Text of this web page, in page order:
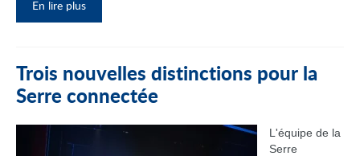
En lire plus
Trois nouvelles distinctions pour la
Serre connectée
L'équipe de la
Serre